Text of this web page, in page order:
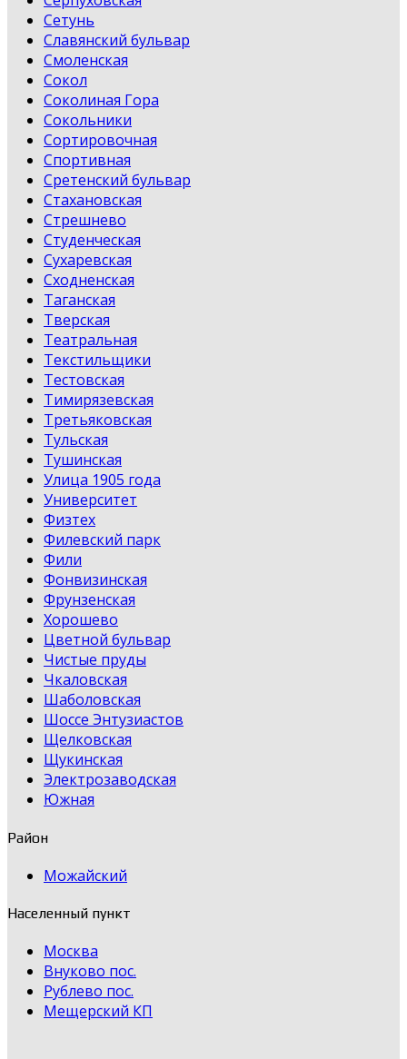
Сетунь
Славянский бульвар
Смоленская
Сокол
Соколиная Гора
Сокольники
Сортировочная
Спортивная
Сретенский бульвар
Стахановская
Стрешнево
Студенческая
Сухаревская
Сходненская
Таганская
Тверская
Театральная
Текстильщики
Тестовская
Тимирязевская
Третьяковская
Тульская
Тушинская
Улица 1905 года
Университет
Физтех
Филевский парк
Фили
Фонвизинская
Фрунзенская
Хорошево
Цветной бульвар
Чистые пруды
Чкаловская
Шаболовская
Шоссе Энтузиастов
Щелковская
Щукинская
Электрозаводская
Южная
Район
Можайский
Населенный пункт
Москва
Внуково пос.
Рублево пос.
Мещерский КП